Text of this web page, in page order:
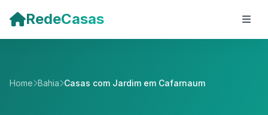
RedeCasas
Home Bahia Casas com Jardim em Cafarnaum